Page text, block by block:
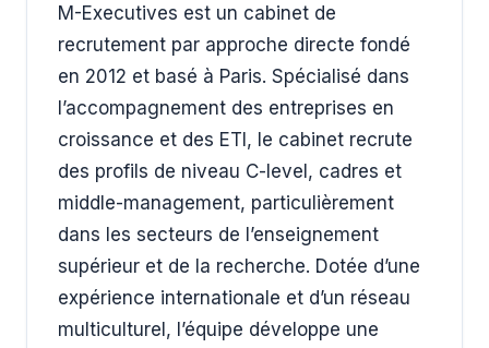
M-Executives est un cabinet de
recrutement par approche directe fondé
en 2012 et basé à Paris. Spécialisé dans
l’accompagnement des entreprises en
croissance et des ETI, le cabinet recrute
des profils de niveau C-level, cadres et
middle-management, particulièrement
dans les secteurs de l’enseignement
supérieur et de la recherche. Dotée d’une
expérience internationale et d’un réseau
multiculturel, l’équipe développe une